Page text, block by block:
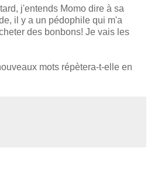
j'entends Momo dire à sa
il y a un pédophile qui m'a
des bonbons! Je vais les
mots répètera-t-elle en